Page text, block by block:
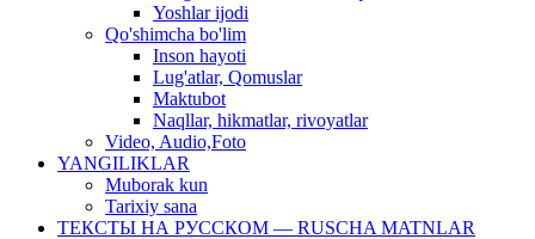
Yoshlar ijodi
Qo'shimcha bo'lim
Inson hayoti
Lug'atlar, Qomuslar
Maktubot
Naqllar, hikmatlar, rivoyatlar
Video, Audio,Foto
YANGILIKLAR
Muborak kun
Tarixiy sana
ТЕКСТЫ НА РУССКОМ — RUSCHA MATNLAR